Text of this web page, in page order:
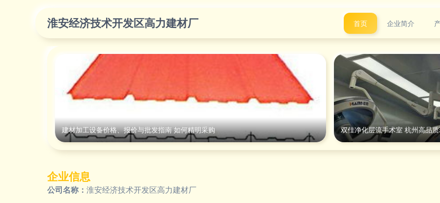
淮安经济技术开发区高力建材厂 首页 企业简介
建材加工设备价格、报价与批发指南 如何精明采购 双佳净化层流手术室 杭州高品
企业信息
公司名称： 淮安经济技术开发区高力建材厂